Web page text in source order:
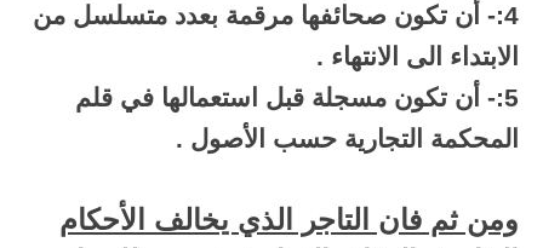
4:- أن تكون صحائفها مرقمة بعدد متسلسل من
الابتداء الى الانتهاء .
5:- أن تكون مسجلة قبل استعمالها في قلم
المحكمة التجارية حسب الأصول .
ومن ثم فان التاجر الذي يخالف الأحكام